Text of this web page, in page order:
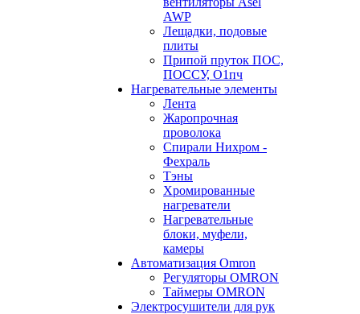
AWP
Лещадки, подовые
плиты
Припой пруток ПОС,
ПОССУ, О1пч
Нагревательные элементы
Лента
Жаропрочная
проволока
Спирали Нихром -
Фехраль
Тэны
Хромированные
нагреватели
Нагревательные
блоки, муфели,
камеры
Автоматизация Omron
Регуляторы OMRON
Таймеры OMRON
Электросушители для рук